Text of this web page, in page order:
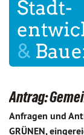
Antrag:
Anfragen und
GRÜNEN,